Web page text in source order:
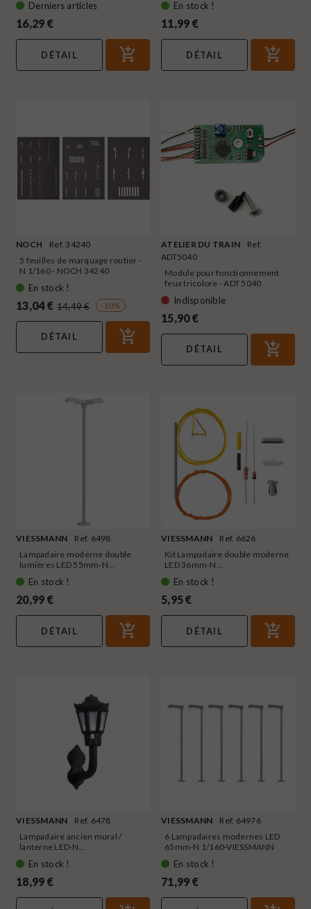
Derniers articles
16,29 €
DÉTAIL
En stock !
11,99 €
DÉTAIL
NOCH
Ref. 34240
5 feuilles de marquage routier -
N 1/160 - NOCH 34240
En stock !
13,04 € 14,49 € -10%
DÉTAIL
ATELIER DU TRAIN
Ref.
ADT5040
Module pour fonctionnement
feux tricolore - ADT 5040
Indisponible
15,90 €
DÉTAIL
VIESSMANN
Ref. 6498
Lampadaire moderne double
lumières LED 55mm-N...
En stock !
20,99 €
DÉTAIL
VIESSMANN
Ref. 6626
Kit Lampadaire double moderne
LED 36mm-N...
En stock !
5,95 €
DÉTAIL
VIESSMANN
Ref. 6478
Lampadaire ancien mural /
lanterne LED-N...
En stock !
18,99 €
VIESSMANN
Ref. 64976
6 Lampadaires modernes LED
65mm-N 1/160-VIESSMANN
En stock !
71,99 €